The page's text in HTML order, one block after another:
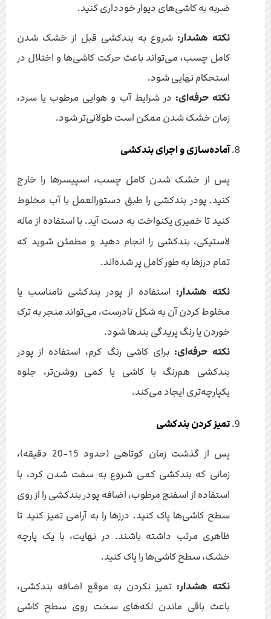
ضربه به کاشی‌های دیوار خودداری کنید.
نکته هشدار: شروع به بندکشی قبل از خشک شدن
کامل چسب، می‌تواند باعث حرکت کاشی‌ها و اختلال در
استحکام نهایی شود.
نکته حرفه‌ای: در شرایط آب و هوایی مرطوب یا سرد،
زمان خشک شدن ممکن است طولانی‌تر شود.
آماده‌سازی و اجرای بندکشی
پس از خشک شدن کامل چسب، اسپیسرها را خارج
کنید. پودر بندکشی را طبق دستورالعمل با آب مخلوط
کنید تا خمیری یکنواخت به دست آید. با استفاده از ماله
لاستیکی، بندکشی را انجام دهید و مطمئن شوید که
تمام درزها به طور کامل پر شده‌اند.
نکته هشدار: استفاده از پودر بندکشی نامناسب یا
مخلوط کردن آن به شکل نادرست، می‌تواند منجر به ترک
خوردن یا رنگ پریدگی بندها شود.
نکته حرفه‌ای: برای کاشی رنگ کرم، استفاده از پودر
بندکشی هم‌رنگ با کاشی یا کمی روشن‌تر، جلوه
یکپارچه‌تری ایجاد می‌کند.
تمیز کردن بندکشی
پس از گذشت زمان کوتاهی (حدود 15-20 دقیقه)،
زمانی که بندکشی کمی شروع به سفت شدن کرد، با
استفاده از اسفنج مرطوب، اضافه پودر بندکشی را از روی
سطح کاشی‌ها پاک کنید. درزها را به آرامی تمیز کنید تا
ظاهری مرتب داشته باشند. در نهایت، با یک پارچه
خشک، سطح کاشی‌ها را پاک کنید.
نکته هشدار: تمیز نکردن به موقع اضافه بندکشی،
باعث باقی ماندن لکه‌های سخت روی سطح کاشی